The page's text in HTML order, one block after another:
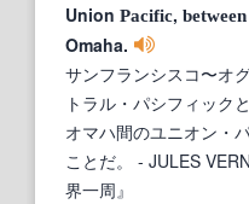
Union Pacific, between
Omaha.
サンフランシスコ〜オ
トラル・パシフィック
オマハ間のユニオン・
ことだ。
- JULES
界一周』